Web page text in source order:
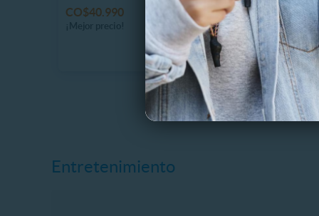
34 Vendidos
CO$40.990
40%
Entretenimiento